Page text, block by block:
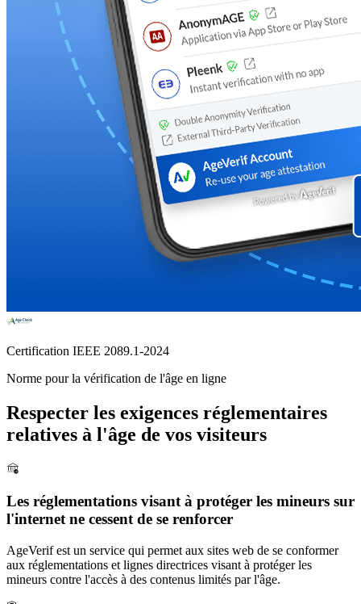
Certification IEEE 2089.1-2024
Norme pour la vérification de l'âge en ligne
Respecter les exigences réglementaires
relatives à l'âge de vos visiteurs
Les réglementations visant à protéger les mineurs sur
l'internet ne cessent de se renforcer
AgeVerif est un service qui permet aux sites web de se conformer
aux réglementations et lignes directrices visant à protéger les
mineurs contre l'accès à des contenus limités par l'âge.